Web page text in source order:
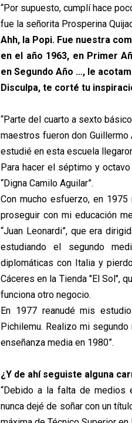
“Por supuesto, cumplí hace
fue la señorita Prosperina
Ahh, la Popi. Fue nuestra
en el año 1963, en Primer
en Segundo Año …, le
Disculpa, te corté tu
“Parte del cuarto a sexto
maestros fueron don
estudié en esta escuela
Para hacer el séptimo y
“Digna Camilo Aguilar”.
Con mucho esfuerzo, en
proseguir con mi educación
“Juan Leonardi”, que era
estudiando el segundo
diplomáticas con Italia y
Cáceres en la Tienda "El Sol",
funciona otro negocio.
En 1977 reanudé mis
Pichilemu. Realizo mi
enseñanza media en 1980”.
¿Y de ahí seguiste alguna
“Debido a la falta de medios
nunca dejé de soñar con un